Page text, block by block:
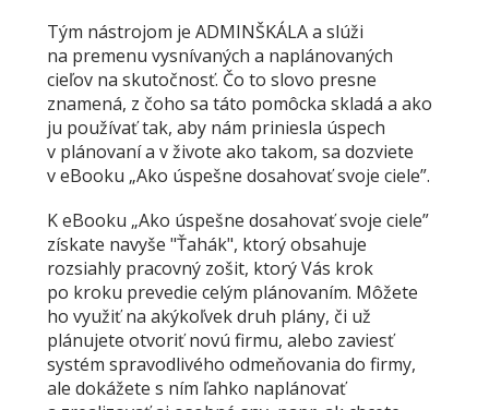
Tým nástrojom je ADMINŠKÁLA a slúži
na premenu vysnívaných a naplánovaných
cieľov na skutočnosť. Čo to slovo presne
znamená, z čoho sa táto pomôcka skladá a ako
ju používať tak, aby nám priniesla úspech
v plánovaní a v živote ako takom, sa dozviete
v eBooku „Ako úspešne dosahovať svoje ciele”.
K eBooku „Ako úspešne dosahovať svoje ciele”
získate navyše "Ťahák", ktorý obsahuje
rozsiahly pracovný zošit, ktorý Vás krok
po kroku prevedie celým plánovaním. Môžete
ho využiť na akýkoľvek druh plány, či už
plánujete otvoriť novú firmu, alebo zaviesť
systém spravodlivého odmeňovania do firmy,
ale dokážete s ním ľahko naplánovať